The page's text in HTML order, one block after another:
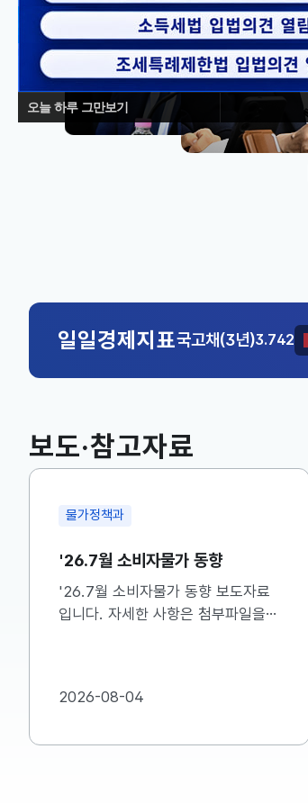
오늘 하루 그만보기
일일경제지표국고채(3년)3.742
KOSPI6296.38
보도·참고자료
물가정책과
'26.7월 소비자물가 동향
'26.7월 소비자물가 동향 보도자료
입니다. 자세한 사항은 첨부파일을
2026-08-04